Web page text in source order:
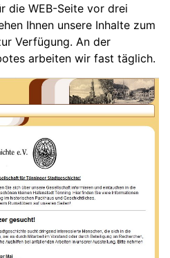
die WEB-Seite vor drei
Ihnen unsere Inhalte zum
Verfügung. An der
arbeiten wir fast täglich.